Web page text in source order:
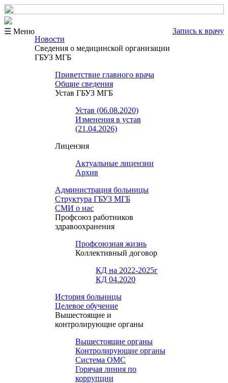
☰ Меню
Запись к врачу
Новости
Сведения о медицинской организации
ГБУЗ МГБ
Приветствие главного врача
Общие сведения
Устав ГБУЗ МГБ
Устав (06.08.2020)
Изменения в устав
(21.04.2026)
Лицензия
Актуальные лицензии
Архив
Администрация больницы
Структура ГБУЗ МГБ
СМИ о нас
Профсоюз работников
здравоохранения
Профсоюзная жизнь
Коллективный договор
КД на 2022-2025г
КД 04.2020
История больницы
Целевое обучение
Вышестоящие и
контролирующие органы
Вышестоящие органы
Контролирующие органы
Система ОМС
Горячая линия по
коррупции